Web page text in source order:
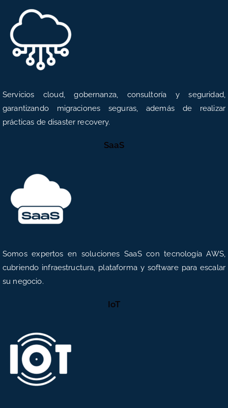
Servicios cloud, gobernanza, consultoría y seguridad,
garantizando migraciones seguras, además de realizar
prácticas de disaster recovery.
SaaS
Somos expertos en soluciones SaaS con tecnología AWS,
cubriendo infraestructura, plataforma y software para escalar
su negocio.
IoT